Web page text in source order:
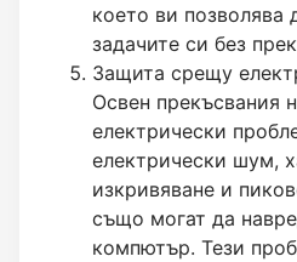
което ви позволява
задачите си без
Защита срещу
Освен прекъсвания
електрически
електрически шум,
изкривяване и
също могат да
компютър. Тези